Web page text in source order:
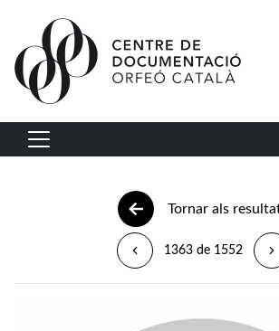
Vés al contingut
Navegació principal
Tornar als
1363 de 1552